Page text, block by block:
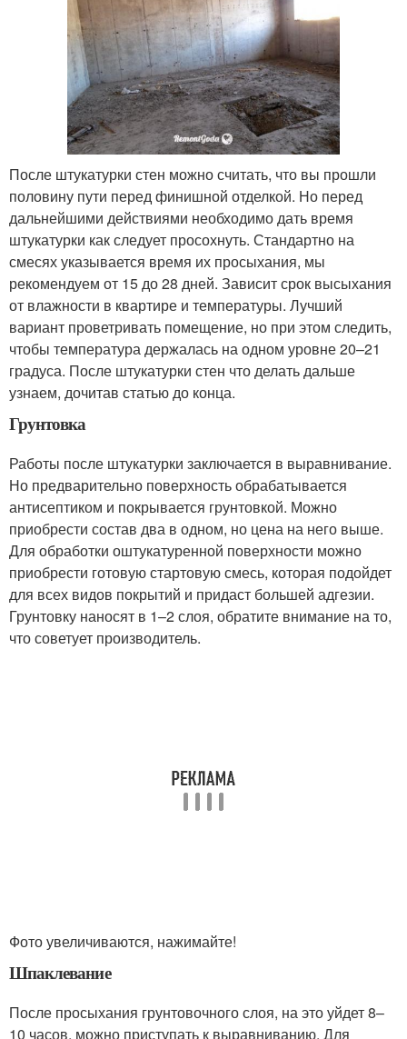
После штукатурки стен можно считать, что вы прошли
половину пути перед финишной отделкой. Но перед
дальнейшими действиями необходимо дать время
штукатурки как следует просохнуть. Стандартно на
смесях указывается время их просыхания, мы
рекомендуем от 15 до 28 дней. Зависит срок высыхания
от влажности в квартире и температуры. Лучший
вариант проветривать помещение, но при этом следить,
чтобы температура держалась на одном уровне 20–21
градуса. После штукатурки стен что делать дальше
узнаем, дочитав статью до конца.
Грунтовка
Работы после штукатурки заключается в выравнивание.
Но предварительно поверхность обрабатывается
антисептиком и покрывается грунтовкой. Можно
приобрести состав два в одном, но цена на него выше.
Для обработки оштукатуренной поверхности можно
приобрести готовую стартовую смесь, которая подойдет
для всех видов покрытий и придаст большей адгезии.
Грунтовку наносят в 1–2 слоя, обратите внимание на то,
что советует производитель.
Фото увеличиваются, нажимайте!
Шпаклевание
После просыхания грунтовочного слоя, на это уйдет 8–
10 часов, можно приступать к выравниванию. Для